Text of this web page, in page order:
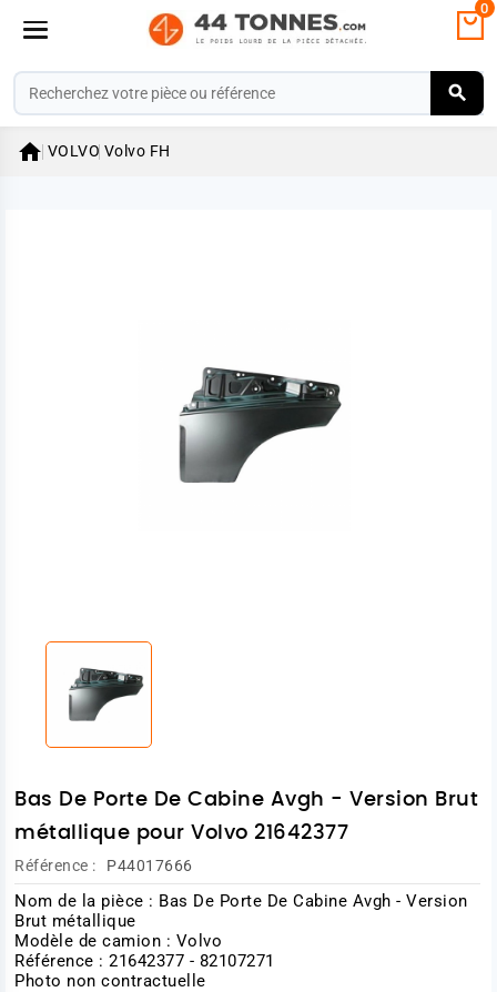
0
 VOLVO Volvo FH
Bas De Porte De Cabine Avgh - Version Brut
métallique pour Volvo 21642377
Référence : P44017666
Nom de la pièce : Bas De Porte De Cabine Avgh - Version
Brut métallique
Modèle de camion : Volvo
Référence : 21642377 - 82107271
Photo non contractuelle